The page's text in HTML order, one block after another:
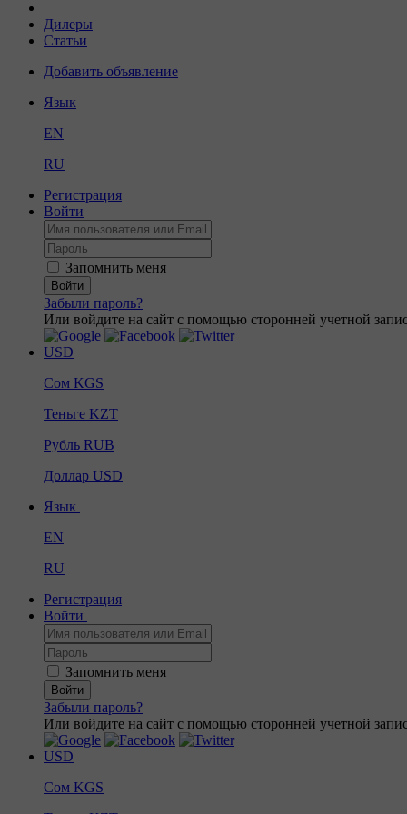
Дилеры
Статьи
Добавить объявление
Язык
EN
RU
Регистрация
Войти
Запомнить меня
Войти
Забыли пароль?
Или войдите на сайт с помощью сторонней учетной
USD
Сом KGS
Теньге KZT
Рубль RUB
Доллар USD
Язык
EN
RU
Регистрация
Войти
Запомнить меня
Войти
Забыли пароль?
Или войдите на сайт с помощью сторонней учетной
USD
Сом KGS